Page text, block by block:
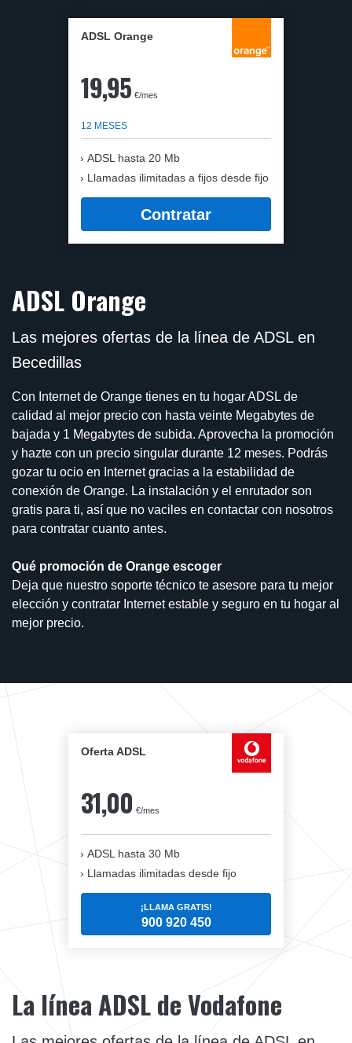
ADSL Orange
19,95 €/mes
12 MESES
ADSL hasta 20 Mb
Llamadas ilimitadas a fijos desde fijo
Contratar
ADSL Orange
Las mejores ofertas de la línea de ADSL en
Becedillas
Con Internet de Orange tienes en tu hogar ADSL de
calidad al mejor precio con hasta veinte Megabytes de
bajada y 1 Megabytes de subida. Aprovecha la promoción
y hazte con un precio singular durante 12 meses. Podrás
gozar tu ocio en Internet gracias a la estabilidad de
conexión de Orange. La instalación y el enrutador son
gratis para ti, así que no vaciles en contactar con nosotros
para contratar cuanto antes.
Qué promoción de Orange escoger
Deja que nuestro soporte técnico te asesore para tu mejor
elección y contratar Internet estable y seguro en tu hogar al
mejor precio.
Oferta ADSL
31,00 €/mes
ADSL hasta 30 Mb
Llamadas ilimitadas desde fijo
¡LLAMA GRATIS!
900 920 450
La línea ADSL de Vodafone